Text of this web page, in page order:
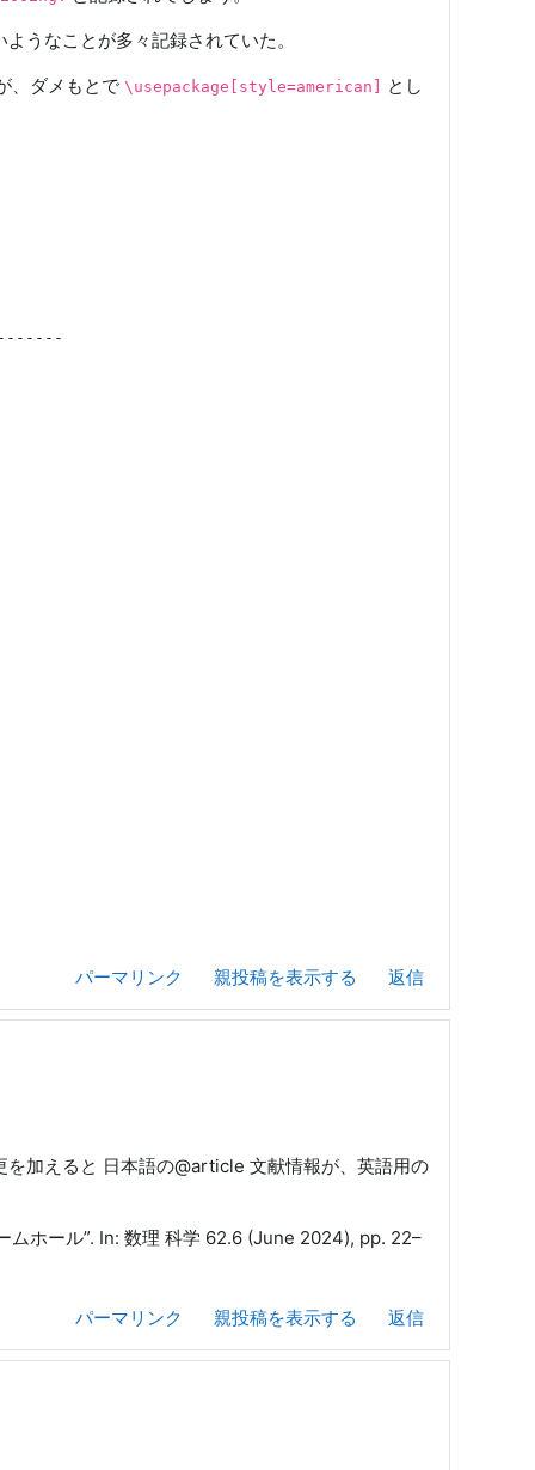
うなことが多々記録されていた。
、ダメもとで\usepackage[style=american]
とし
パーマリンク 親投稿を表示する 返信
加えると 日本語の@article 文献情報が、英語用の
ムホール”. In: 数理 科学 62.6 (June 2024), pp. 22–
パーマリンク 親投稿を表示する 返信